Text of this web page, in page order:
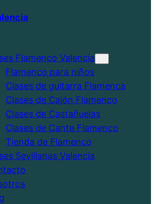
Flamenco Valencia
Flamenco para niños
Clases de guitarra Flamenca
Clases de Cajón Flamenco
Clases de Castañuelas
Clases de Cante Flamenco
Tienda de Flamenco
Sevillanas Valencia